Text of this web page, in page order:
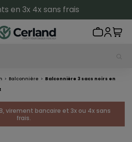
en 3x 4x sans frais
Balconnière
Balconnière 3 sacs noirs en
virement bancaire et 3x ou 4x sans
frais.